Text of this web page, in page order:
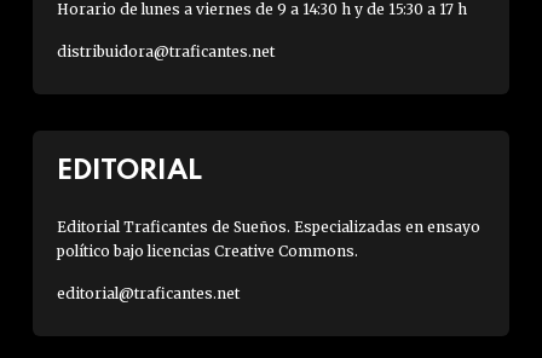
Horario de lunes a viernes de 9 a 14:30 h y de 15:30 a 17 h
distribuidora@traficantes.net
EDITORIAL
Editorial Traficantes de Sueños. Especializadas en ensayo
político bajo licencias Creative Commons.
editorial@traficantes.net